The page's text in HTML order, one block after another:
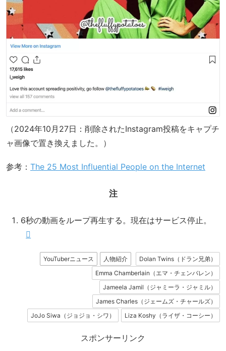
（2024年10月27日：削除されたInstagram投稿をキャプチ
ャ画像で置き換えました。）
参考： The 25 Most Influential People on the Internet
注
6秒の動画をループ再生する。現在はサービス停止。
YouTuberニュース 人物紹介
Dolan Twins（ドラン兄弟）
Emma Chamberlain（エマ・チェンバレン）
Jameela Jamil（ジャミーラ・ジャミル）
James Charles（ジェームズ・チャールズ）
JoJo Siwa（ジョジョ・シワ）
Liza Koshy（ライザ・コーシー）
スポンサーリンク